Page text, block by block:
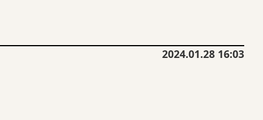
2024.01.28 16:03